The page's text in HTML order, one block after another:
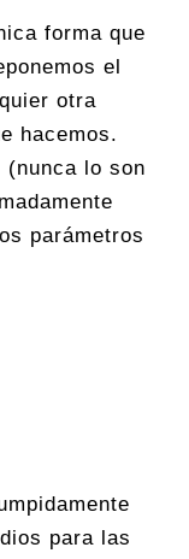
forma que
el
otra
hacemos.
(nunca lo son
parámetros
para las